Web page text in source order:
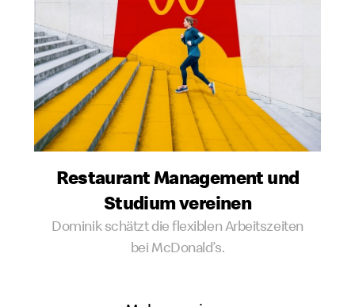
Restaurant Management und
Studium vereinen
Dominik schätzt die flexiblen Arbeitszeiten
bei McDonald’s.